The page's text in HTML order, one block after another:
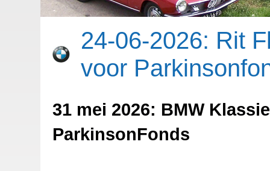
24-06-2026: Rit
voor
31 mei 2026: BMW
ParkinsonFonds